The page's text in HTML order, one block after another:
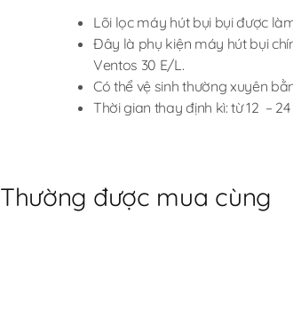
Lõi lọc máy hút bụi bụi được
Đây là phụ kiện máy hút bụi
Ventos 30 E/L.
Có thể vệ sinh thường xuyên
Thời gian thay định kì: từ 12 –
Thường được mua cùng